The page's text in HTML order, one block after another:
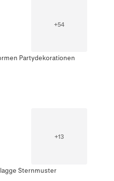
+54
Partydekorationen
+13
Sternmuster